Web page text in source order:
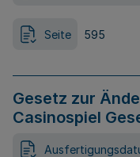
Seite 595
Gesetz zur
Casinospiel